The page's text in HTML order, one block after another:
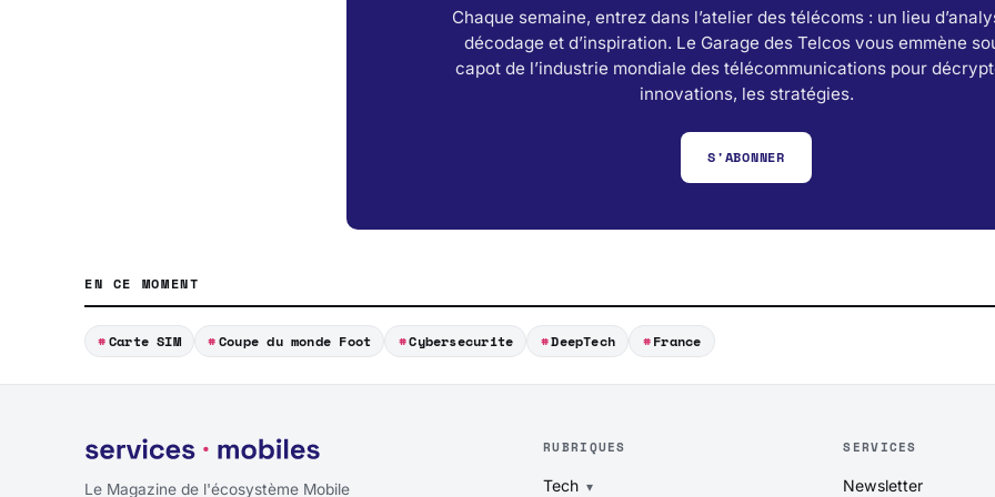
Chaque semaine, entrez dans l’atelier des télécoms : un lieu
décodage et d’inspiration. Le Garage des Telcos vous emmène
capot de l’industrie mondiale des télécommunications pour
innovations, les stratégies.
S'ABONNER
EN CE MOMENT
Carte SIM Coupe du monde Foot Cybersecurite DeepTech France
Le Magazine de l'écosystème Mobile
RUBRIQUES
Tech
SERVICES
Newsletter